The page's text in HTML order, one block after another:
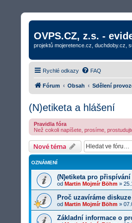
OVPS.CZ, z.s. -
projektů mojeretence.cz, duchdoby.cz,
Rychlé odkazy FAQ
Fórum Obsah Sdělení
(N)etiketa a hlášení
Pravidla fóra
Než cokoli napíšete, prosíme,
Nové téma
OZNÁMENÍ
(N)etiketa pro přispívání
od Martin Mojmír Böhm »
Proč uzavíráme
od Martin Mojmír Böhm »
Základní informace o